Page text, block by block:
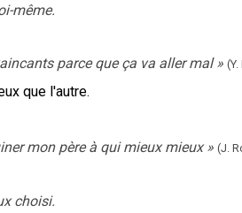
même.
parce que ça va aller mal »
que l'autre.
mon père à qui mieux mieux » (J.
choisi.